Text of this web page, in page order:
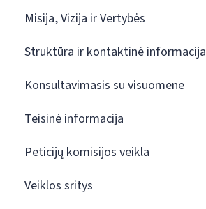
Misija, Vizija ir Vertybės
Struktūra ir kontaktinė informacija
Konsultavimasis su visuomene
Teisinė informacija
Peticijų komisijos veikla
Veiklos sritys